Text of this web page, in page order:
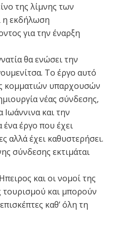
της λίμνης των
η εκδήλωση
για την έναρξη
θα ενώσει την
Το έργο αυτό
κομματιών υπαρχουσών
νέας σύνδεσης,
και την
ένα έργο που έχει
αλλά έχει καθυστερήσει.
σύνδεσης εκτιμάται
και οι νομοί της
τουρισμού και μπορούν
καθ’ όλη τη